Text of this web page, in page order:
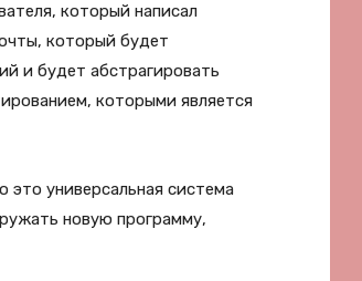
который написал
который будет
и будет абстрагировать
которыми является
это универсальная система
новую программу,